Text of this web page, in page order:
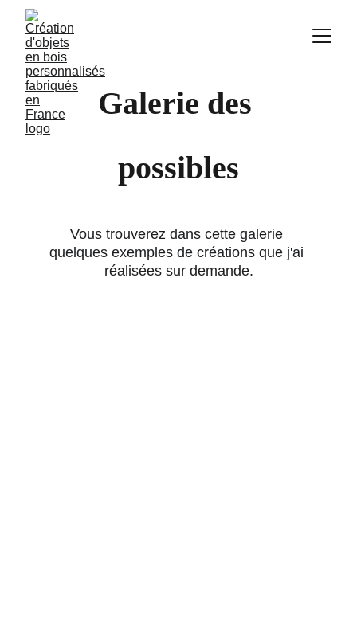
Galerie des
possibles
Vous trouverez dans cette galerie
quelques exemples de créations que j'ai
réalisées sur demande.